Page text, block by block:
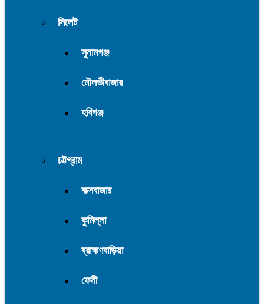
সিলেট
সুনামগঞ্জ
মৌলভীবাজার
হবিগঞ্জ
চট্টগ্রাম
কক্সবাজার
কুমিল্লা
ব্রাহ্মণবাড়িয়া
ফেনী